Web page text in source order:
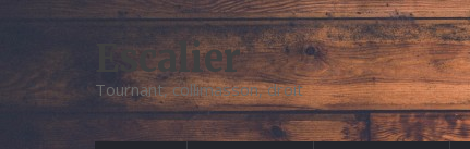
Escalier
Tournant, collimasson, droit